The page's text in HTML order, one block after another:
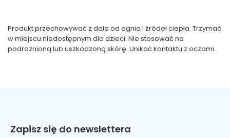
Produkt przechowywać z dala od ognia i źródeł ciepła. Trzymać
w miejscu niedostępnym dla dzieci. Nie stosować na
podrażnioną lub uszkodzoną skórę. Unikać kontaktu z oczami.
Zapisz się do newslettera